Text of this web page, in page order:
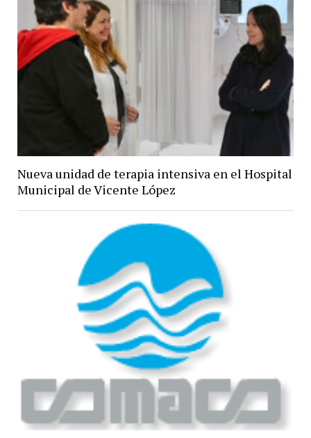
Nueva unidad de terapia intensiva en el Hospital
Municipal de Vicente López